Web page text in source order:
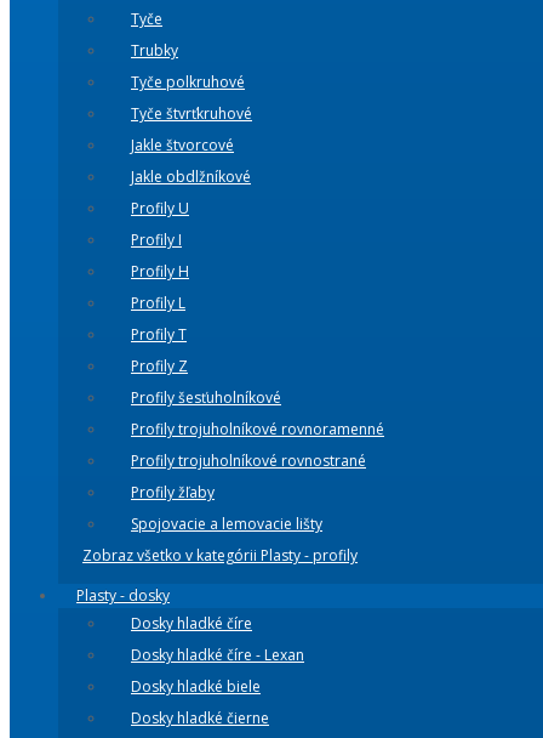
Tyče
Trubky
Tyče polkruhové
Tyče štvrťkruhové
Jakle štvorcové
Jakle obdlžníkové
Profily U
Profily I
Profily H
Profily L
Profily T
Profily Z
Profily šesťuholníkové
Profily trojuholníkové rovnoramenné
Profily trojuholníkové rovnostrané
Profily žľaby
Spojovacie a lemovacie lišty
Zobraz všetko v kategórii Plasty - profily
Plasty - dosky
Dosky hladké číre
Dosky hladké číre - Lexan
Dosky hladké biele
Dosky hladké čierne